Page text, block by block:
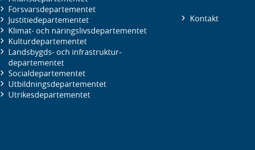
Försvars­departementet
Justitie­departementet
Klimat- och näringslivs­departementet
Kultur­departementet
Landsbygds- och infrastruktur­
departementet
Social­departementet
Utbildnings­departementet
Utrikes­departementet
Kontakt